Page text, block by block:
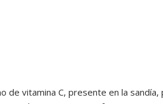
de vitamina C, presente en la